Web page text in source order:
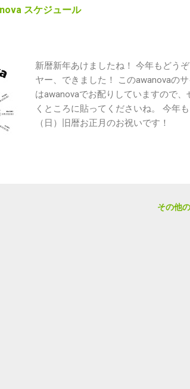
ぼっくす」のあそび道具がたくさん
woodworks。 おしゃれな木工作品に
ありがとうございました！ 次回の
細はまたこちらのブログでお知らせ
スケジュール
新暦新年あけましたね！ 今年もどう
ヤー、できました！ このawanovaの
はawanovaでお配りしていますので
くところに貼ってくださいね。 今年
（日）旧暦お正月のお祝いです！
その他